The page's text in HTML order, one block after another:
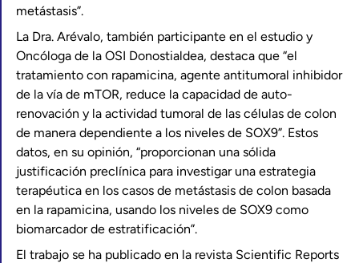
metástasis”.
La Dra. Arévalo, también participante en el estudio y
Oncóloga de la OSI Donostialdea, destaca que “el
tratamiento con rapamicina, agente antitumoral inhibidor
de la vía de mTOR, reduce la capacidad de auto-
renovación y la actividad tumoral de las células de colon
de manera dependiente a los niveles de SOX9”. Estos
datos, en su opinión, “proporcionan una sólida
justificación preclínica para investigar una estrategia
terapéutica en los casos de metástasis de colon basada
en la rapamicina, usando los niveles de SOX9 como
biomarcador de estratificación”.
El trabajo se ha publicado en la revista Scientific Reports